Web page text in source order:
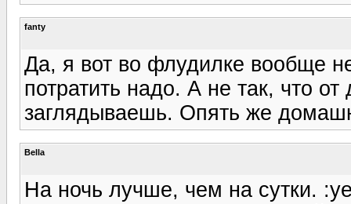
fanty
Да, я вот во флудилке вообще
потратить надо. А не так, что
заглядываешь. Опять же
Bella
На ночь лучше, чем на сутки.